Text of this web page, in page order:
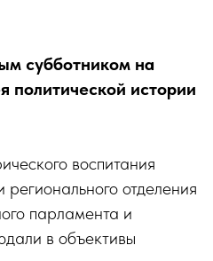
субботником на
политической истории
воспитания
отделения
парламента и
в объективы